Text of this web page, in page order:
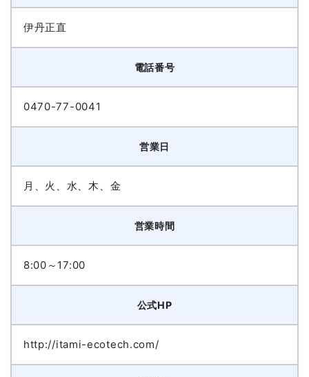
伊丹正直
電話番号
0470-77-0041
営業日
月、火、水、木、金
営業時間
8:00～17:00
公式HP
http://itami-ecotech.com/